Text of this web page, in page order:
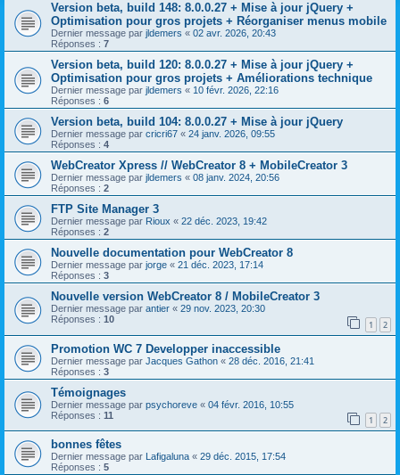
Version beta, build 148: 8.0.0.27 + Mise à jour jQuery +
Optimisation pour gros projets + Réorganiser menus mobile
Dernier message par jldemers « 02 avr. 2026, 20:43
Réponses : 7
Version beta, build 120: 8.0.0.27 + Mise à jour jQuery +
Optimisation pour gros projets + Améliorations technique
Dernier message par jldemers « 10 févr. 2026, 22:16
Réponses : 6
Version beta, build 104: 8.0.0.27 + Mise à jour jQuery
Dernier message par cricri67 « 24 janv. 2026, 09:55
Réponses : 4
WebCreator Xpress // WebCreator 8 + MobileCreator 3
Dernier message par jldemers « 08 janv. 2024, 20:56
Réponses : 2
FTP Site Manager 3
Dernier message par Rioux « 22 déc. 2023, 19:42
Réponses : 2
Nouvelle documentation pour WebCreator 8
Dernier message par jorge « 21 déc. 2023, 17:14
Réponses : 3
Nouvelle version WebCreator 8 / MobileCreator 3
Dernier message par antier « 29 nov. 2023, 20:30
Réponses : 10 1 2
Promotion WC 7 Developper inaccessible
Dernier message par Jacques Gathon « 28 déc. 2016, 21:41
Réponses : 3
Témoignages
Dernier message par psychoreve « 04 févr. 2016, 10:55
Réponses : 11 1 2
bonnes fêtes
Dernier message par Lafigaluna « 29 déc. 2015, 17:54
Réponses : 5